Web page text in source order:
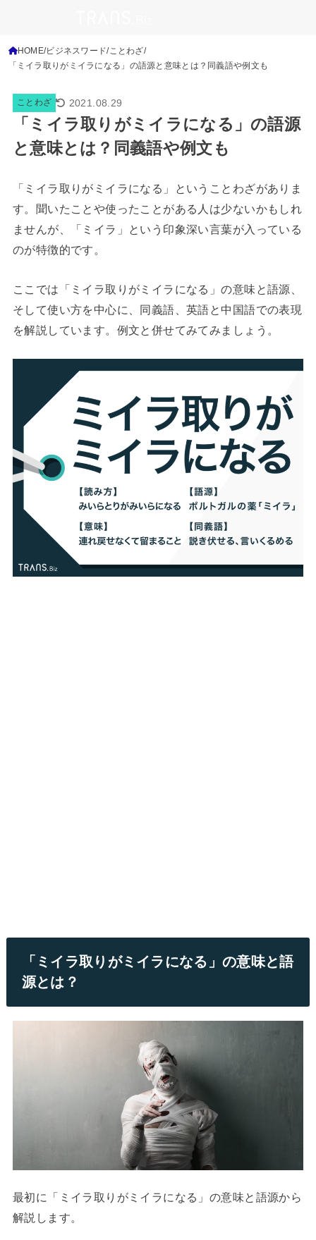
HOME ビジネスワード ことわざ
「ミイラ取りがミイラになる」の語源と意味とは？同義語や例文も
ことわざ 2021.08.29
「ミイラ取りがミイラになる」の語源
と意味とは？同義語や例文も
「ミイラ取りがミイラになる」ということわざがありま
す。聞いたことや使ったことがある人は少ないかもしれ
ませんが、「ミイラ」という印象深い言葉が入っている
のが特徴的です。
ここでは「ミイラ取りがミイラになる」の意味と語源、
そして使い方を中心に、同義語、英語と中国語での表現
を解説しています。例文と併せてみてみましょう。
「ミイラ取りがミイラになる」の意味と語
源とは？
最初に「ミイラ取りがミイラになる」の意味と語源から
解説します。